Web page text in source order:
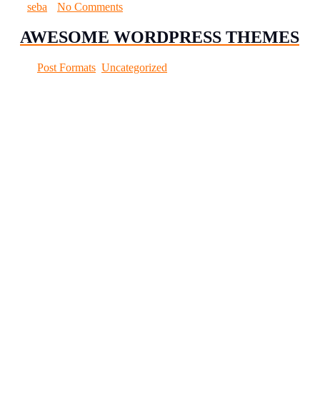
seba
No Comments
AWESOME WORDPRESS THEMES
Post Formats Uncategorized